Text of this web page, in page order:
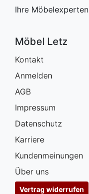
Ihre Möbelexperten
Möbel Letz
Kontakt
Anmelden
AGB
Impressum
Datenschutz
Karriere
Kundenmeinungen
Über uns
Vertrag widerrufen